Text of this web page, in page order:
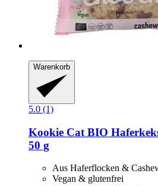
Warenkorb
5.0 (1)
Kookie Cat BIO
50 g
Aus Haferflocken &
Vegan & glutenfrei